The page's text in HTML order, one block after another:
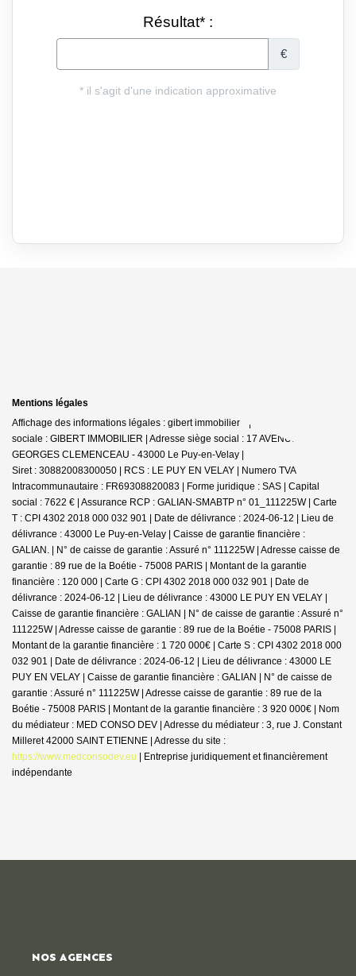
Mentions légales
Affichage des informations légales : gibert immobilier * | Raison
sociale : GIBERT IMMOBILIER | Adresse siège social : 17 AVENUE
GEORGES CLEMENCEAU - 43000 Le Puy-en-Velay |
Siret : 30882008300050 | RCS : LE PUY EN VELAY | Numero TVA
Intracommunautaire : FR69308820083 | Forme juridique : SAS | Capital
social : 7622 € | Assurance RCP : GALIAN-SMABTP n° 01_111225W | Carte
T : CPI 4302 2018 000 032 901 | Date de délivrance : 2024-06-12 | Lieu de
délivrance : 43000 Le Puy-en-Velay | Caisse de garantie financière :
GALIAN. | N° de caisse de garantie : Assuré n° 111225W | Adresse caisse de
garantie : 89 rue de la Boétie - 75008 PARIS | Montant de la garantie
financière : 120 000 | Carte G : CPI 4302 2018 000 032 901 | Date de
délivrance : 2024-06-12 | Lieu de délivrance : 43000 LE PUY EN VELAY |
Caisse de garantie financière : GALIAN | N° de caisse de garantie : Assuré n°
111225W | Adresse caisse de garantie : 89 rue de la Boétie - 75008 PARIS |
Montant de la garantie financière : 1 720 000€ | Carte S : CPI 4302 2018 000
032 901 | Date de délivrance : 2024-06-12 | Lieu de délivrance : 43000 LE
PUY EN VELAY | Caisse de garantie financière : GALIAN | N° de caisse de
garantie : Assuré n° 111225W | Adresse caisse de garantie : 89 rue de la
Boétie - 75008 PARIS | Montant de la garantie financière : 3 920 000€ | Nom
du médiateur : MED CONSO DEV | Adresse du médiateur : 3, rue J. Constant
Milleret 42000 SAINT ETIENNE | Adresse du site :
https://www.medconsodev.eu | Entreprise juridiquement et financièrement
indépendante
NOS AGENCES